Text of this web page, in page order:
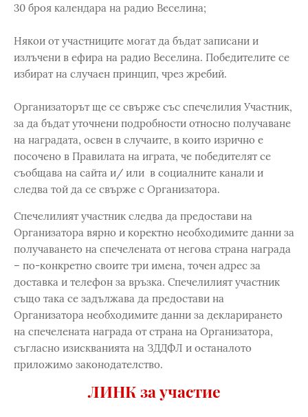
30 броя календара на радио Веселина;
Някои от участниците могат да бъдат записани и
излъчени в ефира на радио Веселина. Победителите се
избират на случаен принцип, чрез жребий.
Организаторът ще се свърже със спечелилия Участник,
за да бъдат уточнени подробности относно получаване
на наградата, освен в случаите, в които изрично е
посочено в Правилата на играта, че победителят се
съобщава на сайта и/ или в социалните канали и
следва той да се свърже с Организатора.
Спечелилият участник следва да предостави на
Организатора вярно и коректно необходимите данни за
получаването на спечелената от негова страна награда
– по-конкретно своите три имена, точен адрес за
доставка и телефон за връзка. Спечелилият участник
също така се задължава да предостави на
Организатора необходимите данни за декларирането
на спечелената награда от страна на Организатора,
съгласно изискванията на ЗДДФЛ и останалото
приложимо законодателство.
ЛИНК за участие